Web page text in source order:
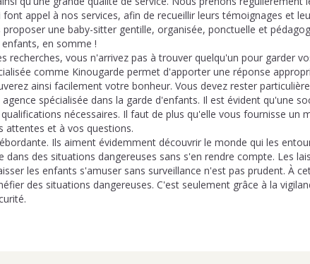
appel à nos services, afin de recueillir leurs témoignages et
une baby-sitter gentille, organisée, ponctuelle et
en somme !
recherches, vous n'arrivez pas à trouver quelqu'un pour garder
comme Kinougarde permet d'apporter une réponse
ainsi facilement votre bonheur. Vous devez rester
spécialisée dans la garde d'enfants. Il est évident qu'une
nécessaires. Il faut de plus qu'elle vous fournisse un
attentes et à vos questions.
Ils aiment évidemment découvrir le monde qui les
des situations dangereuses sans s'en rendre compte. Les
les enfants s'amuser sans surveillance n'est pas prudent. À
des situations dangereuses. C'est seulement grâce à la